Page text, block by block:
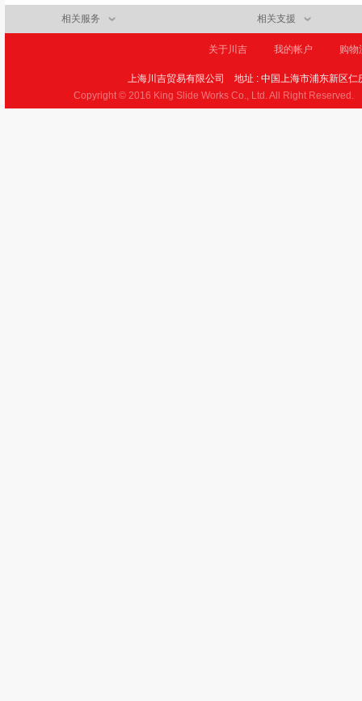
相关服务 相关支援
关于川吉 我的帐户 购物
上海川吉贸易有限公司
地址 : 中国上海市浦东新区
Copyright © 2016 King Slide Works Co., Ltd. All Right